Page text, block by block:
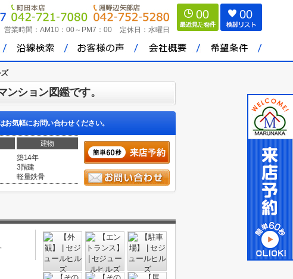
営業時間： AM10：00～PM7：00 定休日： 水曜日
00 00
ション図鑑です。
お気軽にお問い合わせください。
建物
築14年
3階建
軽量鉄骨